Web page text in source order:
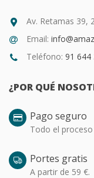
Av. Retamas 39,
Email:
Teléfono: 91 644
¿POR QUÉ
Pago seguro
Todo el
Portes gratis
A partir de 59 €.